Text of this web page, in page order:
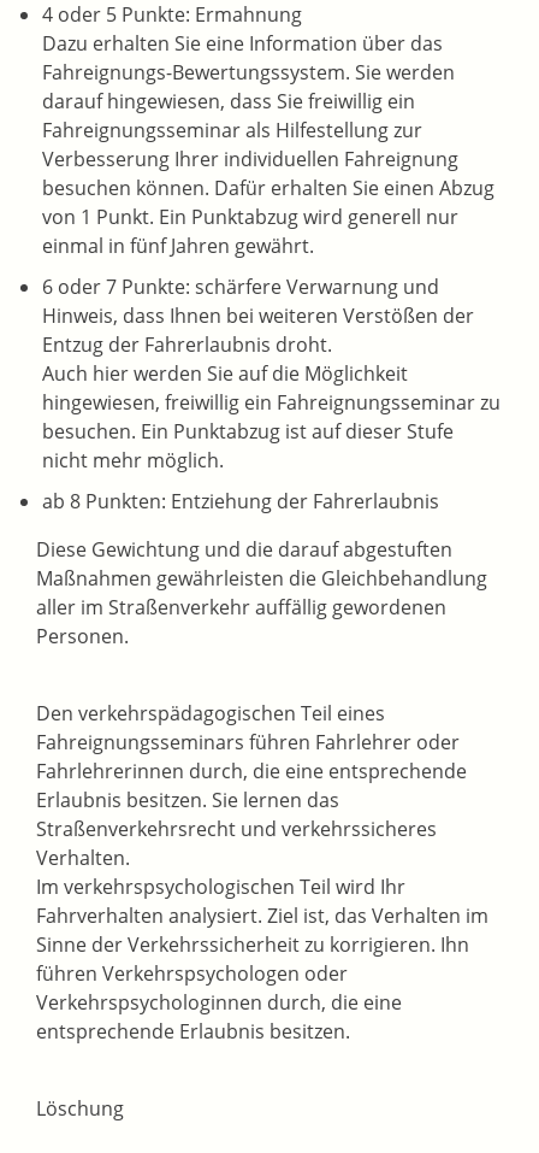
4 oder 5 Punkte: Ermahnung
Dazu erhalten Sie eine Information über das
Fahreignungs-Bewertungssystem. Sie werden
darauf hingewiesen, dass Sie freiwillig ein
Fahreignungsseminar als Hilfestellung zur
Verbesserung Ihrer individuellen Fahreignung
besuchen können. Dafür erhalten Sie einen Abzug
von 1 Punkt. Ein Punktabzug wird generell nur
einmal in fünf Jahren gewährt.
6 oder 7 Punkte: schärfere Verwarnung und
Hinweis, dass Ihnen bei weiteren Verstößen der
Entzug der Fahrerlaubnis droht.
Auch hier werden Sie auf die Möglichkeit
hingewiesen, freiwillig ein Fahreignungsseminar zu
besuchen. Ein Punktabzug ist auf dieser Stufe
nicht mehr möglich.
ab 8 Punkten: Entziehung der Fahrerlaubnis
Diese Gewichtung und die darauf abgestuften
Maßnahmen gewährleisten die Gleichbehandlung
aller im Straßenverkehr auffällig gewordenen
Personen.
Den verkehrspädagogischen Teil eines
Fahreignungsseminars führen Fahrlehrer oder
Fahrlehrerinnen durch, die eine entsprechende
Erlaubnis besitzen. Sie lernen das
Straßenverkehrsrecht und verkehrssicheres
Verhalten.
Im verkehrspsychologischen Teil wird Ihr
Fahrverhalten analysiert. Ziel ist, das Verhalten im
Sinne der Verkehrssicherheit zu korrigieren. Ihn
führen Verkehrspsychologen oder
Verkehrspsychologinnen durch, die eine
entsprechende Erlaubnis besitzen.
Löschung